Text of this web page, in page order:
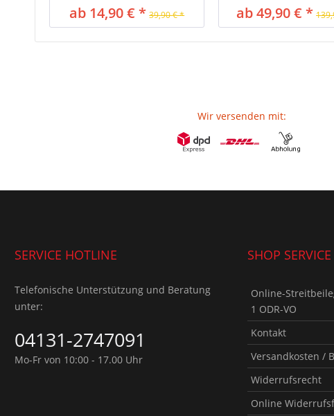
ab 14,90 € * 39,90 € * ab 49,90 € *
Wir versenden mit:
SERVICE HOTLINE
Telefonische Unterstützung und Beratung
unter:
04131-2747091
Mo-Fr von 10:00 - 17.00 Uhr
SHOP SERVICE
Online-
1 ODR-VO
Kontakt
Versandkosten /
Widerrufsrecht
Online